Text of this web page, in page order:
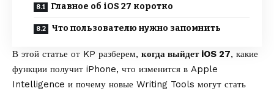
Главное об iOS 27 коротко
Что пользователю нужно запомнить
В этой статье от KP разберем, когда выйдет iOS 27, какие
функции получит iPhone, что изменится в Apple
Intelligence и почему новые Writing Tools могут стать